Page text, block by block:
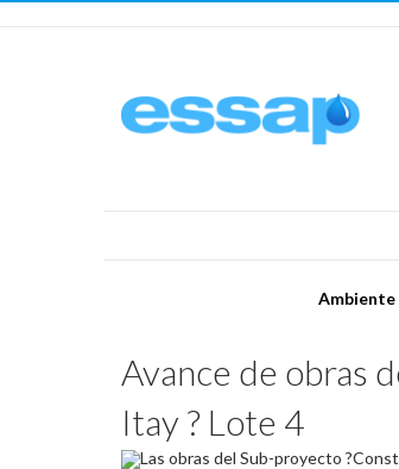
Avance de obras
Itay ? Lote 4
Las obras del Sub-proyecto